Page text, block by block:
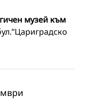
музей към